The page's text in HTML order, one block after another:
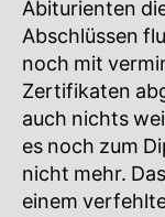
Abiturienten
Abschlüssen
noch mit
Zertifikaten
auch nichts
es noch zum
nicht mehr.
einem